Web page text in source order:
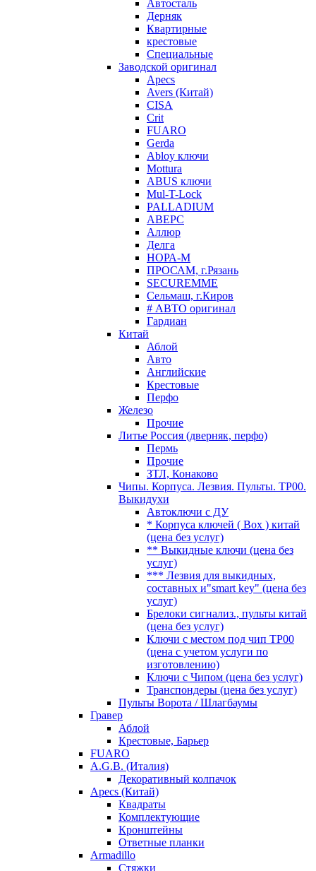
Автосталь
Дерняк
Квартирные
крестовые
Специальные
Заводской оригинал
Apecs
Avers (Китай)
CISA
Crit
FUARO
Gerda
Abloy ключи
Mottura
ABUS ключи
Mul-T-Lock
PALLADIUM
АВЕРС
Аллюр
Делга
НОРА-М
ПРОСАМ, г.Рязань
SECUREMME
Сельмаш, г.Киров
# АВТО оригинал
Гардиан
Китай
Аблой
Авто
Английские
Крестовые
Перфо
Железо
Прочие
Литье Россия (дверняк, перфо)
Пермь
Прочие
ЗТЛ, Конаково
Чипы. Корпуса. Лезвия. Пульты. TP00.
Выкидухи
Автоключи с ДУ
* Корпуса ключей ( Box ) китай
(цена без услуг)
** Выкидные ключи (цена без
услуг)
*** Лезвия для выкидных,
составных и"smart key" (цена без
услуг)
Брелоки сигнализ., пульты китай
(цена без услуг)
Ключи с местом под чип TP00
(цена с учетом услуги по
изготовлению)
Ключи с Чипом (цена без услуг)
Транспондеры (цена без услуг)
Пульты Ворота / Шлагбаумы
Гравер
Аблой
Крестовые, Барьер
FUARO
A.G.B. (Италия)
Декоративный колпачок
Apecs (Китай)
Квадраты
Комплектующие
Кронштейны
Ответные планки
Armadillo
Стяжки